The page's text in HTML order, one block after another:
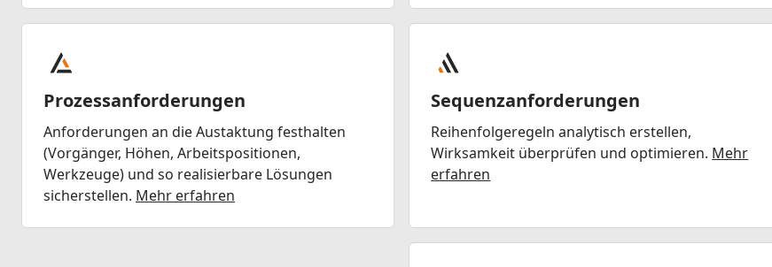
Prozessanforderungen
Anforderungen an die Austaktung festhalten
(Vorgänger, Höhen, Arbeitspositionen,
Werkzeuge) und so realisierbare Lösungen
sicherstellen. Mehr erfahren
Sequenzanforderungen
Reihenfolgeregeln analytisch erstellen,
Wirksamkeit überprüfen und optimieren. Mehr
erfahren